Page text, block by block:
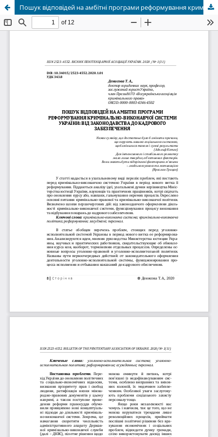
Пошук відповідей на амбітні програми реформування кримінально-виконавчої системи України: від законодавства до кадрового забезпечення